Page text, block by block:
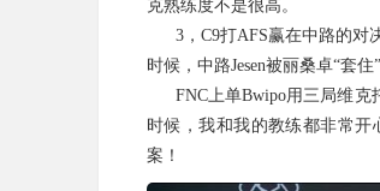
克熟练度不是很高。
3，C9打AFS赢在中路的对决
时候，中路Jesen被丽桑卓“套
FNC上单Bwipo用三局维克
时候，我和我的教练都非常开
案！